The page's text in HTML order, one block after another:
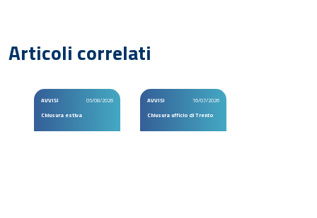
Articoli correlati
AVVISI
05/08/2026
Chiusura estiva
AVVISI
16/07/2026
Chiusura ufficio di Trento